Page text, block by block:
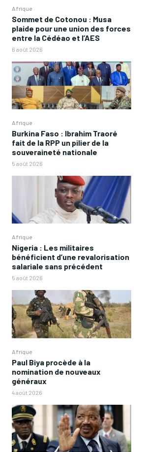
Afrique
Sommet de Cotonou : Musa
plaide pour une union des forces
entre la Cédéao et l’AES
6 août 2026
Afrique
Burkina Faso : Ibrahim Traoré
fait de la RPP un pilier de la
souveraineté nationale
5 août 2026
Afrique
Nigeria : Les militaires
bénéficient d’une revalorisation
salariale sans précédent
5 août 2026
Afrique
Paul Biya procède à la
nomination de nouveaux
généraux
4 août 2026